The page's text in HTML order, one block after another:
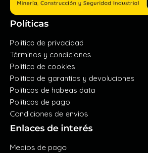
Políticas
Política de privacidad
Términos y condiciones
Política de cookies
Política de garantías y devoluciones
Políticas de habeas data
Políticas de pago
Condiciones de envíos
Enlaces de interés
Medios de pago